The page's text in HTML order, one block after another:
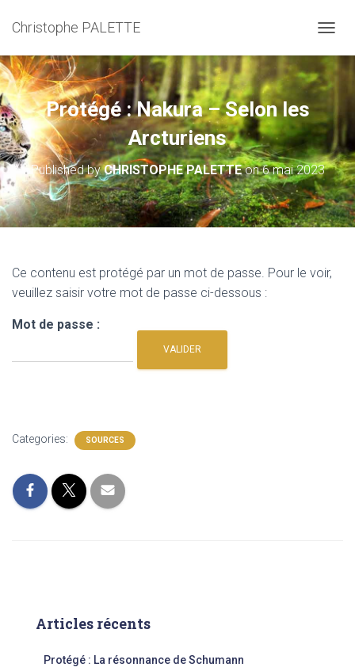
Christophe PALETTE
Protégé : Nakura – Selon les
Arcturiens
Published byCHRISTOPHE PALETTEon6 mai 2023
Ce contenu est protégé par un mot de passe. Pour le voir,
veuillez saisir votre mot de passe ci-dessous :
Mot de passe :
Categories: SOURCES
Articles récents
Protégé : La résonnance de Schumann